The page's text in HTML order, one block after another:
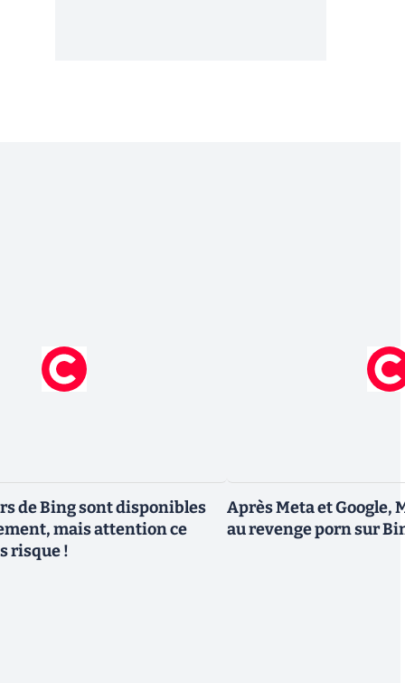
de Bing sont disponibles
mais attention ce
risque !
Après Meta et Google,
au revenge porn sur